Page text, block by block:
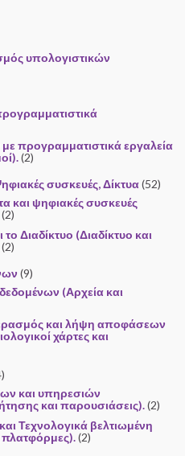
υπολογιστικών
προγραμματιστικά εργαλεία
(2)
συσκευές, Δίκτυα(52)
και ψηφιακές συσκευές
(2)
Διαδίκτυο (Διαδίκτυο και
(2)
(9)
(Αρχεία και
και λήψη αποφάσεων
χάρτες και
και υπηρεσιών
και παρουσιάσεις).(2)
Τεχνολογικά βελτιωμένη
πλατφόρμες).(2)